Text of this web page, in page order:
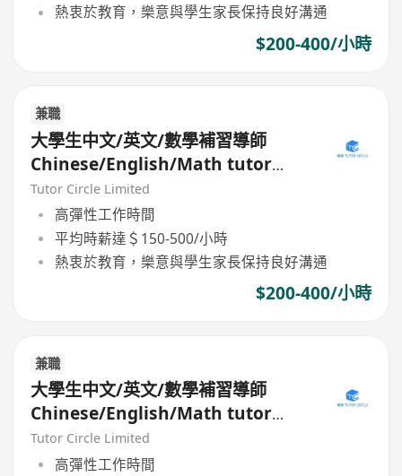
熱衷於教育，樂意與學生家長保持良好溝通
$200-400/小時
兼職
大學生中文/英文/數學補習導師
Chinese/English/Math tutor
(Part Time/Freelancer)
Tutor Circle Limited
高彈性工作時間
平均時薪達＄150-500/小時
熱衷於教育，樂意與學生家長保持良好溝通
$200-400/小時
兼職
大學生中文/英文/數學補習導師
Chinese/English/Math tutor
(Part Time/Freelancer)
Tutor Circle Limited
高彈性工作時間